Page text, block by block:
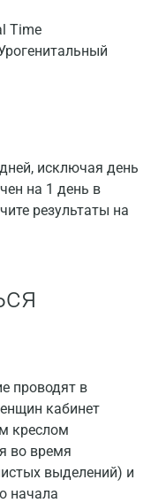
Time
исключая день
на 1 день в
результаты на
проводят в
кабинет
креслом
во время
выделений) и
начала